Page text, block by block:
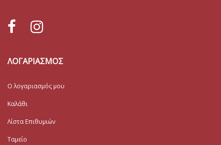
ΛΟΓΑΡΙΑΣΜΟΣ
Ο λογαριασμός μου
Καλάθι
Λίστα Επιθυμιών
Ταμείο